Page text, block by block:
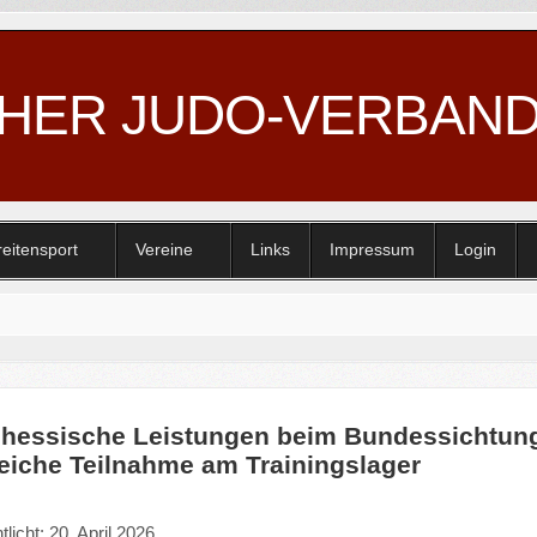
JUDO-
Vereine Links Impressum Login
Leistungen beim
Teilnahme am Trainingslager
20. April 2026